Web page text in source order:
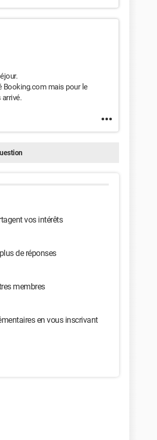
mais pour le
arrivé.
vos intérêts
de réponses
membres
en vous inscrivant